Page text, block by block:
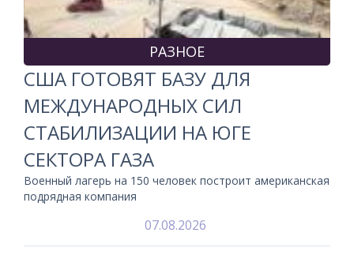
РАЗНОЕ
США ГОТОВЯТ БАЗУ ДЛЯ
МЕЖДУНАРОДНЫХ СИЛ
СТАБИЛИЗАЦИИ НА ЮГЕ
СЕКТОРА ГАЗА
Военный лагерь на 150 человек построит американская
подрядная компания
07.08.2026